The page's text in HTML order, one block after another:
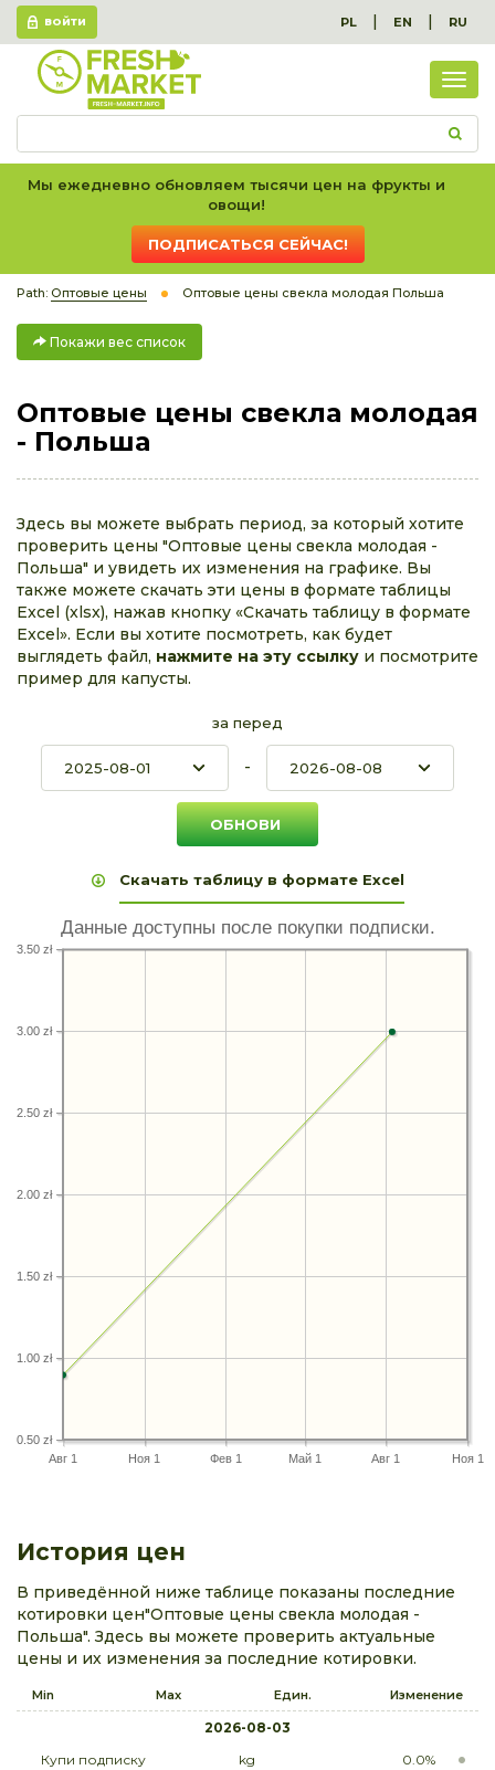
ВОЙТИ PL | EN | RU
вес
Мы ежедневно обновляем тысячи цен на фрукты и
овощи!
ПОДПИСАТЬСЯ СЕЙЧАС!
Path: Оптовые цены Оптовые цены свекла молодая Польша
Покажи вес список
Оптовые цены свекла молодая
- Польша
Здесь вы можете выбрать период, за который хотите
проверить цены "Оптовые цены свекла молодая -
Польша" и увидеть их изменения на графике. Вы
также можете скачать эти цены в формате таблицы
Excel (xlsx), нажав кнопку «Скачать таблицу в формате
Excel». Если вы хотите посмотреть, как будет
выглядеть файл, нажмите на эту ссылку и посмотрите
пример для капусты.
за перед
-
Скачать таблицу в формате Excel
Данные доступны после покупки подписки.
Авг 1 Ноя 1 Фев 1 Май 1 Авг 1 Ноя 1
0.50 zł
1.00 zł
1.50 zł
2.00 zł
2.50 zł
3.00 zł
3.50 zł
История цен
В приведённой ниже таблице показаны последние
котировки цен"Оптовые цены свекла молодая -
Польша". Здесь вы можете проверить актуальные
цены и их изменения за последние котировки.
Min Max Един. Изменение
2026-08-03
Купи подписку
kg
0.0%